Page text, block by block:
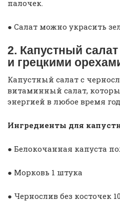
палочек.
● Салат можно украсить
2. Капустный
и грецкими
Капустный салат с
витаминный салат,
энергией в любое время
Ингредиенты для
● Белокочанная капуста
● Морковь 1 штука
● Чернослив без косточек